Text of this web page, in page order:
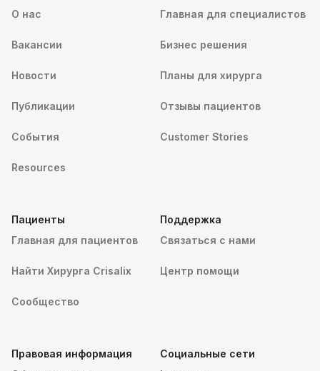
О нас
Вакансии
Новости
Публикации
События
Resources
Главная для специалистов
Бизнес решения
Планы для хирурга
Отзывы пациентов
Customer Stories
Пациенты
Главная для пациентов
Найти Хирурга Crisalix
Сообщество
Поддержка
Связаться с нами
Центр помощи
Правовая информация
Социальные сети